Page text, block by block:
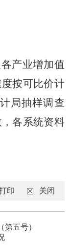
产业增加值
按可比价计
局抽样调查
，各系统资料
印 关闭
第五号）